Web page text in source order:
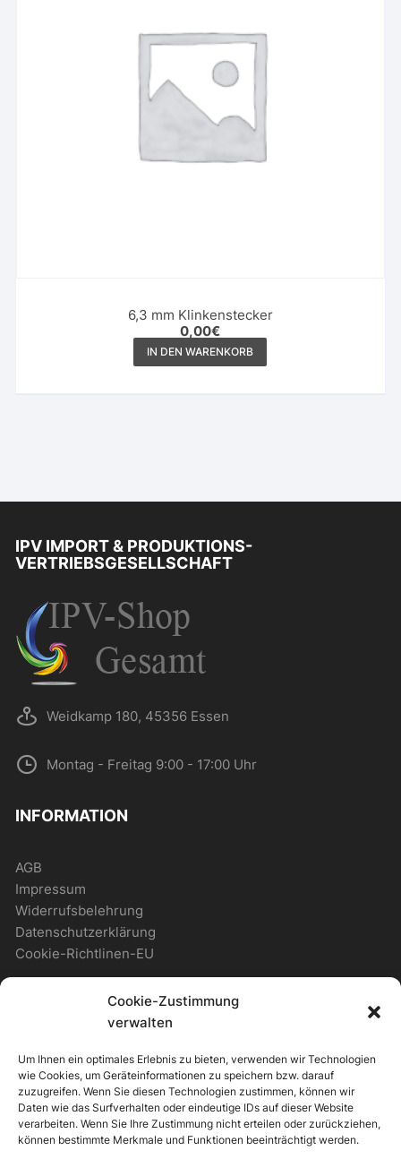
Cookie-Zustimmung
verwalten
Um Ihnen ein optimales Erlebnis zu bieten, verwenden wir Technologien
wie Cookies, um Geräteinformationen zu speichern bzw. darauf
zuzugreifen. Wenn Sie diesen Technologien zustimmen, können wir
Daten wie das Surfverhalten oder eindeutige IDs auf dieser Website
verarbeiten. Wenn Sie Ihre Zustimmung nicht erteilen oder zurückziehen,
können bestimmte Merkmale und Funktionen beeinträchtigt werden.
6,3 mm Klinkenstecker
0,00€
IN DEN WARENKORB
IPV IMPORT & PRODUKTIONS-
VERTRIEBSGESELLSCHAFT
Weidkamp 180, 45356 Essen
Montag - Freitag 9:00 - 17:00 Uhr
INFORMATION
AGB
Impressum
Widerrufsbelehrung
Datenschutzerklärung
Cookie-Richtlinen-EU
WICHTIGES
Zahlungsmöglichkeiten
Versandmöglichkeiten
Newsletter